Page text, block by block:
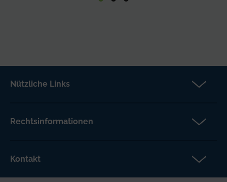
Nützliche Links
FAQs DE
Rechtsinformationen
Kontakt